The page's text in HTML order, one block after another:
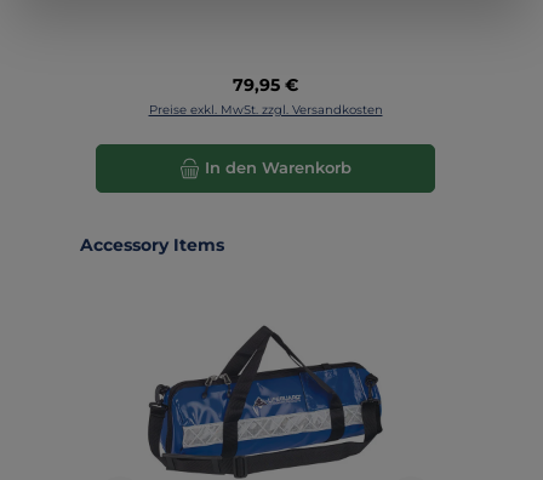
Regulärer Preis:
79,95 €
Preise exkl. MwSt. zzgl. Versandkosten
In den Warenkorb
Produktgalerie überspringen
Accessory Items